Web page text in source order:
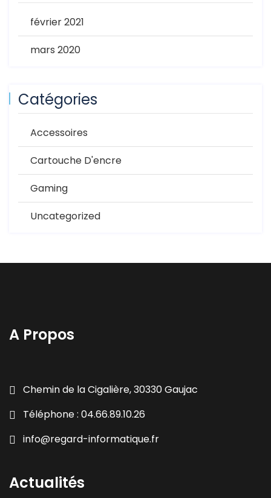
février 2021
mars 2020
Catégories
Accessoires
Cartouche D'encre
Gaming
Uncategorized
A Propos
Chemin de la Cigalière, 30330 Gaujac
Téléphone : 04.66.89.10.26
info@regard-informatique.fr
Actualités